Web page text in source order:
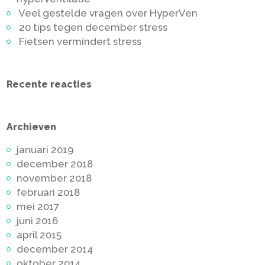
Veel gestelde vragen over HyperVen
20 tips tegen december stress
Fietsen vermindert stress
Recente reacties
Archieven
januari 2019
december 2018
november 2018
februari 2018
mei 2017
juni 2016
april 2015
december 2014